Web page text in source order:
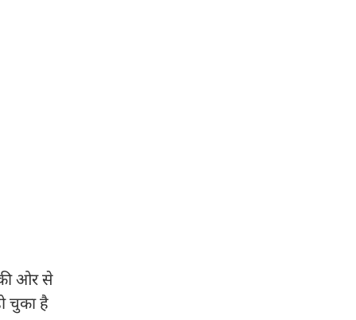
ओर से
चुका है